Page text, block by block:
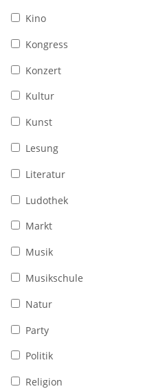
Kino
Kongress
Konzert
Kultur
Kunst
Lesung
Literatur
Ludothek
Markt
Musik
Musikschule
Natur
Party
Politik
Religion